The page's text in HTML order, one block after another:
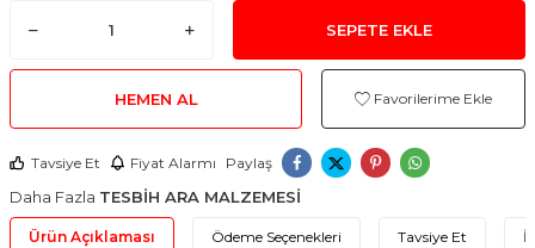
SEPETE EKLE
HEMEN AL Favorilerime Ekle
Tavsiye Et Fiyat Alarmı Paylaş
Daha Fazla TESBİH ARA MALZEMESİ
Ürün Açıklaması Ödeme Seçenekleri Tavsiye Et